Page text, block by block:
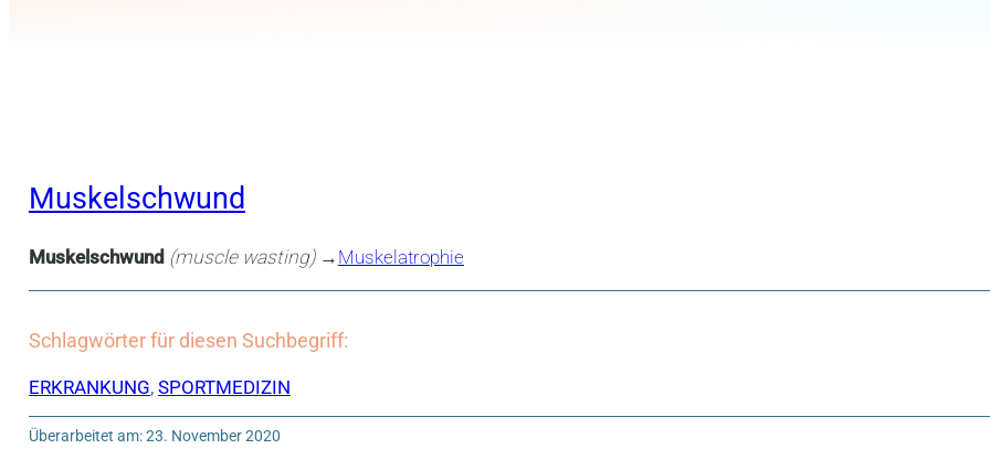
Muskelschwund
Muskelschwund (muscle wasting) → Muskelatrophie
Schlagwörter für diesen Suchbegriff:
ERKRANKUNG, SPORTMEDIZIN
Überarbeitet am: 23. November 2020